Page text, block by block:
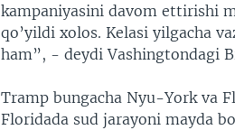
kampaniyasini davom ettirishi
qo’yildi xolos. Kelasi yilgacha
ham”, - deydi Vashingtondagi
Tramp bungacha Nyu-York va
Floridada sud jarayoni mayda